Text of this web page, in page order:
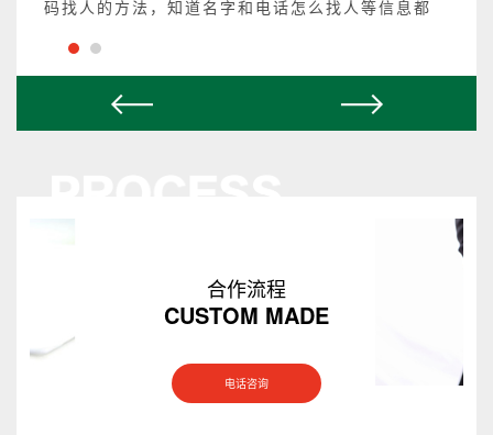
码找人的方法，知道名字和电话怎么找人等信息都
可以操作，不成功不收费。
合作流程
CUSTOM MADE
电话咨询